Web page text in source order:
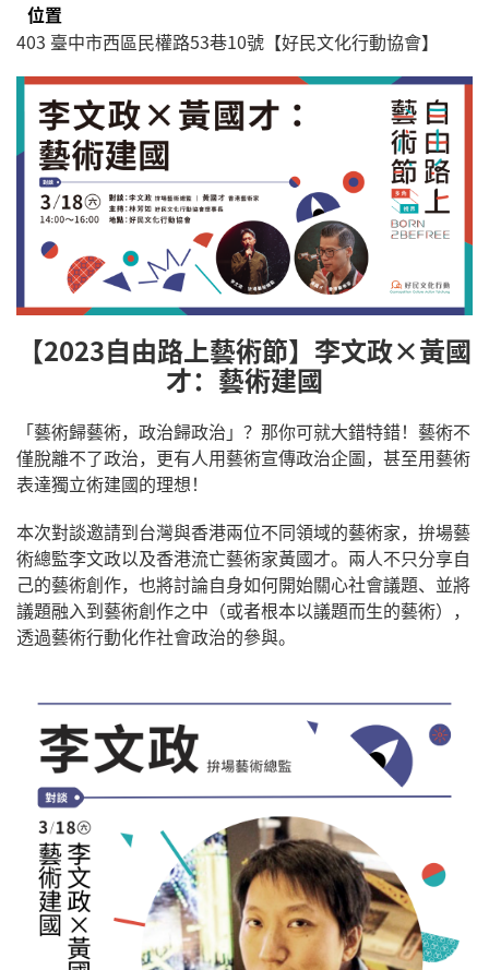
位置
403 臺中市西區民權路53巷10號【好民文化行動協會】
【2023自由路上藝術節】李文政×黃國
才：藝術建國
「藝術歸藝術，政治歸政治」？那你可就大錯特錯！藝術不
僅脫離不了政治，更有人用藝術宣傳政治企圖，甚至用藝術
表達獨立術建國的理想！
本次對談邀請到台灣與香港兩位不同領域的藝術家，拚場藝
術總監李文政以及香港流亡藝術家黃國才。兩人不只分享自
己的藝術創作，也將討論自身如何開始關心社會議題、並將
議題融入到藝術創作之中（或者根本以議題而生的藝術），
透過藝術行動化作社會政治的參與。